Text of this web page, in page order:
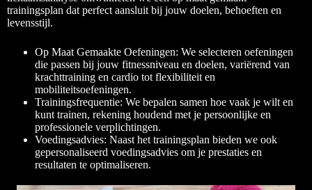
trainingsplan dat perfect aansluit bij jouw doelen, behoeften en
levensstijl.
Op Maat Gemaakte Oefeningen: We selecteren oefeningen
die passen bij jouw fitnessniveau en doelen, variërend van
krachttraining en cardio tot flexibiliteit en
mobiliteitsoefeningen.
Trainingsfrequentie: We bepalen samen hoe vaak je wilt en
kunt trainen, rekening houdend met je persoonlijke en
professionele verplichtingen.
Voedingsadvies: Naast het trainingsplan bieden we ook
gepersonaliseerd voedingsadvies om je prestaties en
resultaten te optimaliseren.